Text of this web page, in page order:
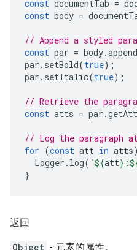
const documentTab =
const body =
// Append a styled
const par = body.
par . setBold(true);
par . setItalic(true);
// Retrieve the
const atts = par .
// Log the paragraph
for (const att in atts)
Logger . log( `${att} :
}
返回
Object - 元素的属性。